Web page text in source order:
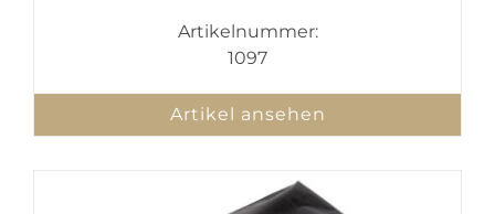
Artikelnummer:
1097
Artikel ansehen